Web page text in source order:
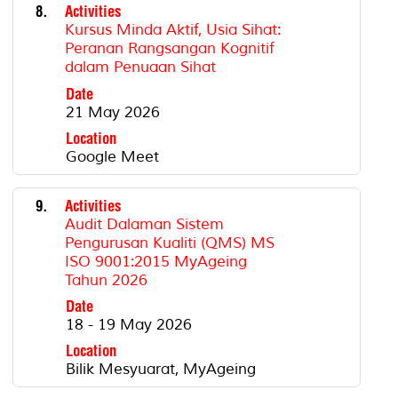
8.
Activities
Kursus Minda Aktif, Usia Sihat:
Peranan Rangsangan Kognitif
dalam Penuaan Sihat
Date
21 May 2026
Location
Google Meet
9.
Activities
Audit Dalaman Sistem
Pengurusan Kualiti (QMS) MS
ISO 9001:2015 MyAgeing
Tahun 2026
Date
18 - 19 May 2026
Location
Bilik Mesyuarat, MyAgeing